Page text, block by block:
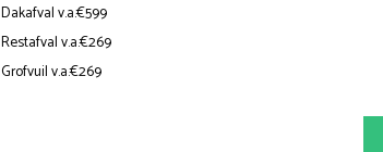
Dakafval v.a.€599
Restafval v.a.€269
Grofvuil v.a.€269